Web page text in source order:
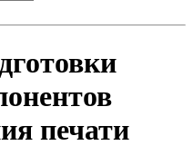
печати